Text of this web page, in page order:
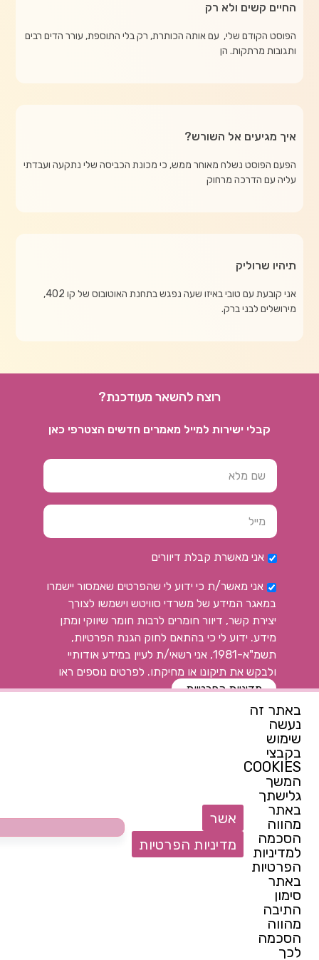
החיים קשים ולא רק
הפוסט הקודם שלי, עם אותה הכותרת, רק בלי התוספת, עורר הדים רבים
ותגובות מרתקות. הן
איך מגיעים אל השורש?
הפעם הפוסט נשלח מאוחר ממש, כי מכונת הכביסה שלי נתקעה ועבדתי
עליה עם הדרכה מרחוק
תיהיו שרוליק
אני קובעת עם טובי באיזו שעה נפגש בתחנת האוטובוס של קו 402,
מירושלים לבני ברק.
רוצה להשאר מעודכנת?
קבלי ישירות למייל מאמרים חדשים הצטרפי כאן
אני מאשרת קבלת דיוורים
אני מאשר/ת כי ידוע לי שהפרטים שאמסור יישמרו
במאגר המידע של משרדי סוויטש וישמשו לצורך
יצירת קשר, דיוור חומרים לרבות חומר שיווקי ומתן
מידע. ידוע לי כי בהתאם לחוק הגנת הפרטיות,
תשמ"א-1981, אני רשאי/ת לעיין במידע אודותיי
ולבקש את תיקונו או מחיקתו. לפרטים נוספים ראו
מדיניות הפרטיות
switchcenter@walla.com
הצטרפות לנבחרת של המרכז
תקנון האתר
באתר זה
נעשה
שימוש
בקבצי
COOKIES
המשך
גלישתך
באתר
מהווה
הסכמה
למדיניות
הפרטיות
באתר
סימון
התיבה
מהווה
הסכמה
לכך
אשר
מדיניות הפרטיות